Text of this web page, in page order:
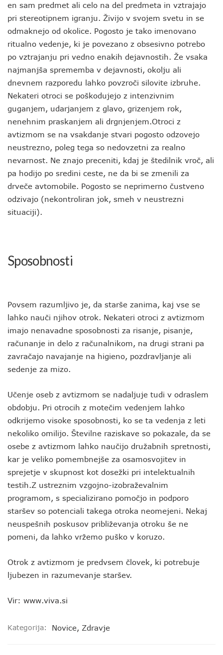
en sam predmet ali celo na del predmeta in vztrajajo
pri stereotipnem igranju. Živijo v svojem svetu in se
odmaknejo od okolice. Pogosto je tako imenovano
ritualno vedenje, ki je povezano z obsesivno potrebo
po vztrajanju pri vedno enakih dejavnostih. Že vsaka
najmanjša sprememba v dejavnosti, okolju ali
dnevnem razporedu lahko povzroči silovite izbruhe.
Nekateri otroci se poškodujejo z intenzivnim
guganjem, udarjanjem z glavo, grizenjem rok,
nenehnim praskanjem ali drgnjenjem.Otroci z
avtizmom se na vsakdanje stvari pogosto odzovejo
neustrezno, poleg tega so nedovzetni za realno
nevarnost. Ne znajo preceniti, kdaj je štedilnik vroč, ali
pa hodijo po sredini ceste, ne da bi se zmenili za
drveče avtomobile. Pogosto se neprimerno čustveno
odzivajo (nekontroliran jok, smeh v neustrezni
situaciji).
Sposobnosti
Povsem razumljivo je, da starše zanima, kaj vse se
lahko nauči njihov otrok. Nekateri otroci z avtizmom
imajo nenavadne sposobnosti za risanje, pisanje,
računanje in delo z računalnikom, na drugi strani pa
zavračajo navajanje na higieno, pozdravljanje ali
sedenje za mizo.
Učenje oseb z avtizmom se nadaljuje tudi v odraslem
obdobju. Pri otrocih z motečim vedenjem lahko
odkrijemo visoke sposobnosti, ko se ta vedenja z leti
nekoliko omilijo. Številne raziskave so pokazale, da se
osebe z avtizmom lahko naučijo družabnih spretnosti,
kar je veliko pomembnejše za osamosvojitev in
sprejetje v skupnost kot dosežki pri intelektualnih
testih.Z ustreznim vzgojno-izobraževalnim
programom, s specializirano pomočjo in podporo
staršev so potenciali takega otroka neomejeni. Nekaj
neuspešnih poskusov približevanja otroku še ne
pomeni, da lahko vržemo puško v koruzo.
Otrok z avtizmom je predvsem človek, ki potrebuje
ljubezen in razumevanje staršev.
Vir: www.viva.si
Kategorija: Novice, Zdravje